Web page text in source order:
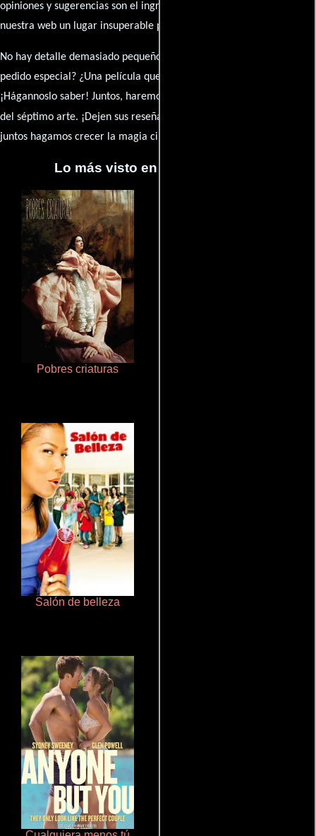
opiniones y sugerencias son el ingrediente secreto que hará de
nuestra web un lugar insuperable para los amantes del celuloide.
No hay detalle demasiado pequeño ni opinión insignificante. ¿Algún
pedido especial? ¿Una película que sueñas con ver reseñada?
¡Hágannoslo saber! Juntos, haremos de esta comunidad el epicentro
del séptimo arte. ¡Dejen sus reseña en la
juntos hagamos crecer la magia cinematográfica!
Lo más visto en Cineyseries.net
Pobres criaturas
Salón de belleza